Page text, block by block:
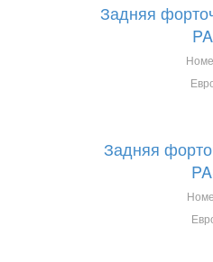
Задняя
Задняя